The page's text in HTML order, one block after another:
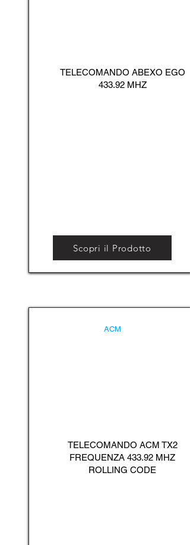
TELECOMANDO ABEXO EGO
433.92 MHZ
Scopri il Prodotto
ACM
TELECOMANDO ACM TX2
FREQUENZA 433.92 MHZ
ROLLING CODE